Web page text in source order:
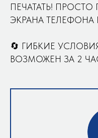
ПЕЧАТАТЬ!
ЭКРАНА ТЕЛЕФОНА
🔄 ГИБКИЕ
ВОЗМОЖЕН ЗА 2